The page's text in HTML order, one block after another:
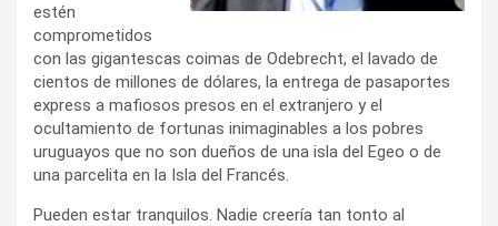
estén
comprometidos
con las gigantescas coimas de Odebrecht, el lavado de
cientos de millones de dólares, la entrega de pasaportes
express a mafiosos presos en el extranjero y el
ocultamiento de fortunas inimaginables a los pobres
uruguayos que no son dueños de una isla del Egeo o de
una parcelita en la Isla del Francés.
Pueden estar tranquilos. Nadie creería tan tonto al